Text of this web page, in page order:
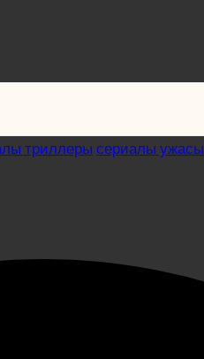
триллеры сериалы ужасы